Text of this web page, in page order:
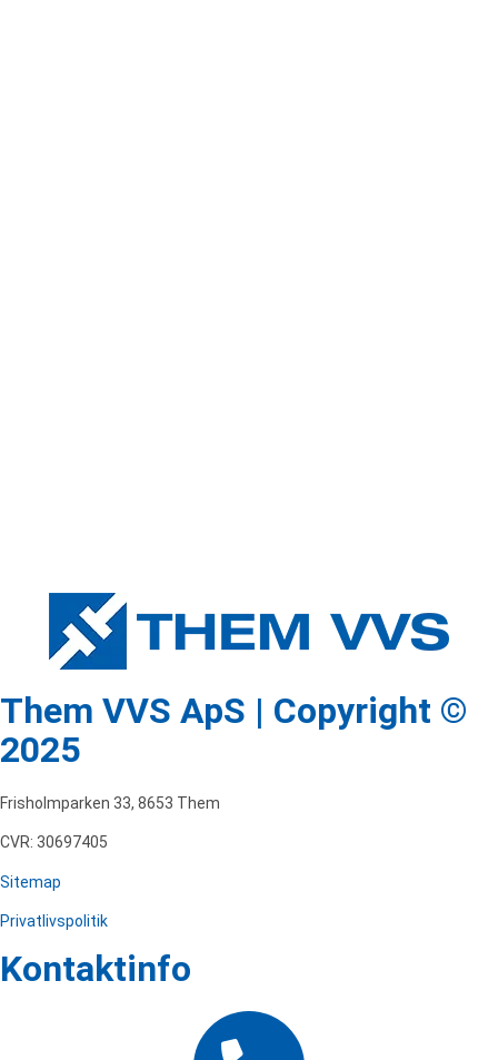
Them VVS ApS | Copyright ©
2025
Frisholmparken 33, 8653 Them
CVR: 30697405
Sitemap
Privatlivspolitik
Kontaktinfo